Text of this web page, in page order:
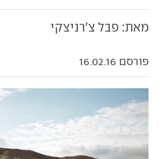
מאת: פבל צ'רניצקי
פורסם 16.02.16